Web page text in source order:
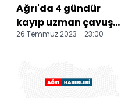
Ağrı'da 4 gündür
kayıp uzman çavuş
ölü bulundu
26 Temmuz 2023 - 23:00